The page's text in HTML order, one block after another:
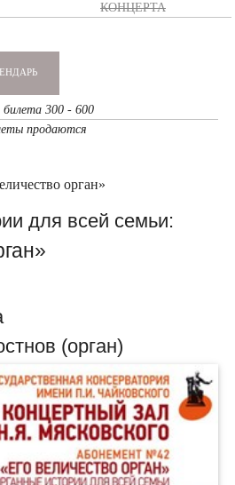
КОНЦЕРТА
билета 300 - 600
продаются
орган»
для всей семьи:
(орган)